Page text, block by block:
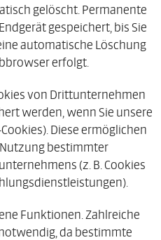
gelöscht. Permanente
gespeichert, bis Sie
automatische Löschung
erfolgt.
von Drittunternehmen
werden, wenn Sie unsere
Diese ermöglichen
bestimmter
(z. B. Cookies
Funktionen. Zahlreiche
da bestimmte